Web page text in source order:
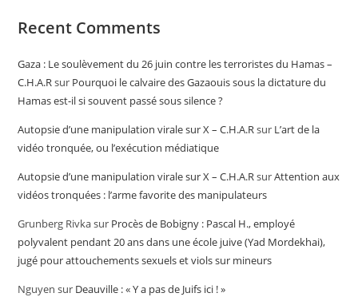
Recent Comments
Gaza : Le soulèvement du 26 juin contre les terroristes du Hamas –
C.H.A.Rsur Pourquoi le calvaire des Gazaouis sous la dictature du
Hamas est-il si souvent passé sous silence ?
Autopsie d’une manipulation virale sur X – C.H.A.Rsur L’art de la
vidéo tronquée, ou l’exécution médiatique
Autopsie d’une manipulation virale sur X – C.H.A.RsurAttention aux
vidéos tronquées : l’arme favorite des manipulateurs
Grunberg Rivkasur Procès de Bobigny : Pascal H., employé
polyvalent pendant 20 ans dans une école juive (Yad Mordekhai),
jugé pour attouchements sexuels et viols sur mineurs
Nguyen sur Deauville : « Y a pas de Juifs ici ! »